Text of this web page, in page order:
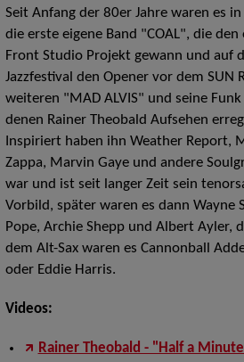
Seit Anfang der 80er Jahre waren es
die erste eigene Band "COAL", die den
Front Studio Projekt gewann und auf
Jazzfestival den Opener vor dem SUN
weiteren "MAD ALVIS" und seine
denen Rainer Theobald Aufsehen
Inspiriert haben ihn Weather Report,
Zappa, Marvin Gaye und andere
war und ist seit langer Zeit sein
Vorbild, später waren es dann Wayne
Pope, Archie Shepp und Albert Ayler,
dem Alt-Sax waren es Cannonball
oder Eddie Harris.
Videos:
Rainer Theobald - "Half a